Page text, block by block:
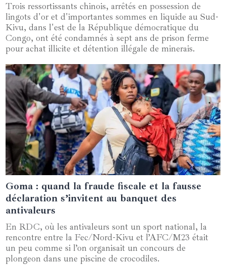
Trois ressortissants chinois, arrêtés en possession de
lingots d'or et d'importantes sommes en liquide au Sud-
Kivu, dans l'est de la République démocratique du
Congo, ont été condamnés à sept ans de prison ferme
pour achat illicite et détention illégale de minerais.
21 mars 2025
Goma : quand la fraude fiscale et la fausse
déclaration s’invitent au banquet des
antivaleurs
En RDC, où les antivaleurs sont un sport national, la
rencontre entre la Fec/Nord-Kivu et l’AFC/M23 était
un peu comme si l’on organisait un concours de
plongeon dans une piscine de crocodiles.